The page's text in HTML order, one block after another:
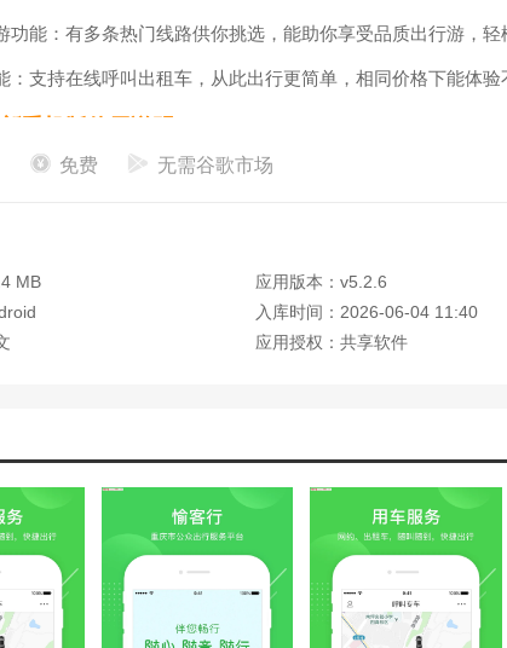
功能：有多条热门线路供你挑选，能助你享受品质出行游，轻
：支持在线呼叫出租车，从此出行更简单，相同价格下能体验
点击“购票”，输入出发地、目的地、日期后查询，选定班次，
端菜单栏“订单”，进入订单管理界面，选择要退的订单即可
能查到的线路班次。
人：点击下方菜单栏“我的”界面中的“常用联系人”，在显示的
信息后保存。
务快客乘车时，购票填正确手机号，司机开车前两小时主动
的订单”里的客服电话。
票
满足你便捷购买车票的需求。它可以实时查看车票余量，让
彻底告别排队烦恼，出门轻松不打挤。不管是长途还是短途
获取电子车票，方便快捷。比如你计划周末出游，只需在愉客
免费 无需谷歌市场
MB
应用版本：v5.2.6
入库时间：2026-06-04 11:40
应用授权：共享软件